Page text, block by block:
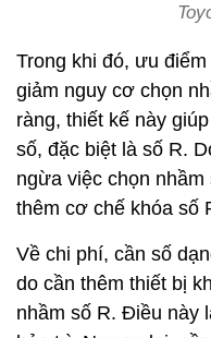
Trong khi đó, ưu
giảm nguy cơ chọn
ràng, thiết kế này
số, đặc biệt là số R.
ngừa việc chọn
thêm cơ chế khóa số
Về chi phí, cần số
do cần thêm thiết bị
nhầm số R. Điều này